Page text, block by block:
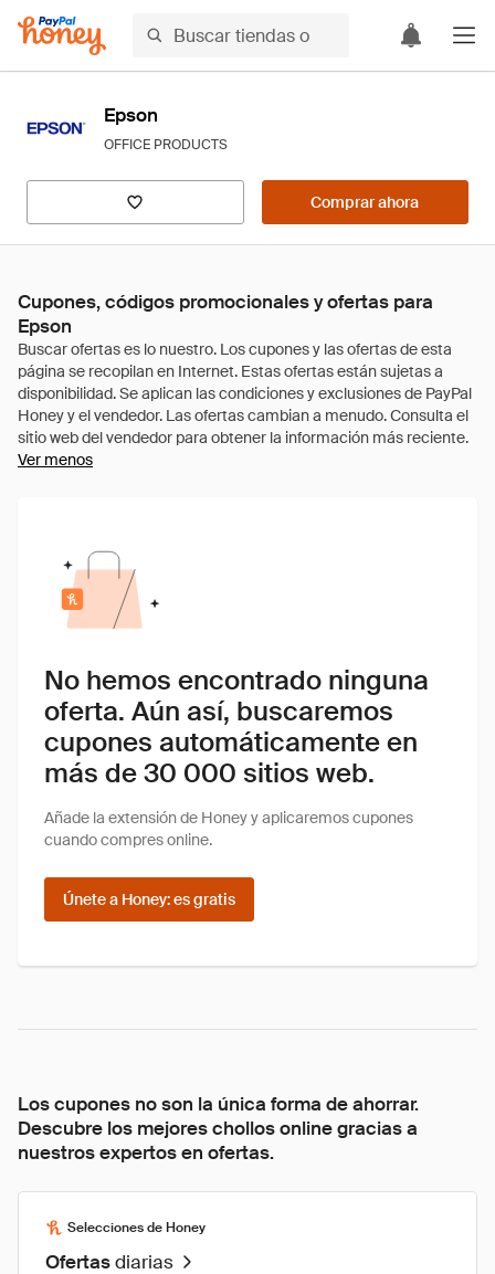
Epson
OFFICE PRODUCTS
Comprar ahora
Cupones, códigos promocionales y ofertas para
Epson
Ver menos
No hemos encontrado ninguna
oferta. Aún así, buscaremos
cupones automáticamente en
más de 30 000 sitios web.
Añade la extensión de Honey y aplicaremos cupones
cuando compres online.
Únete a Honey: es gratis
Los cupones no son la única forma de ahorrar.
Descubre los mejores chollos online gracias a
nuestros expertos en ofertas.
Selecciones de Honey
Ofertasdiarias